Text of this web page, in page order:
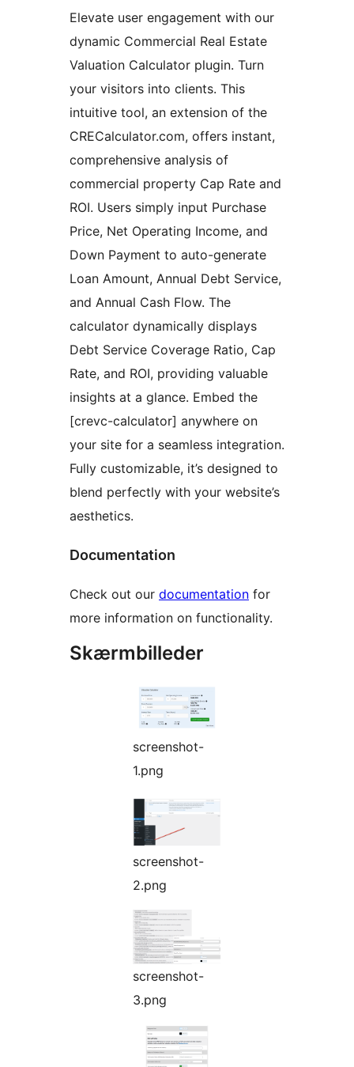
Elevate user engagement with our
dynamic Commercial Real Estate
Valuation Calculator plugin. Turn
your visitors into clients. This
intuitive tool, an extension of the
CRECalculator.com, offers instant,
comprehensive analysis of
commercial property Cap Rate and
ROI. Users simply input Purchase
Price, Net Operating Income, and
Down Payment to auto-generate
Loan Amount, Annual Debt Service,
and Annual Cash Flow. The
calculator dynamically displays
Debt Service Coverage Ratio, Cap
Rate, and ROI, providing valuable
insights at a glance. Embed the
[crevc-calculator] anywhere on
your site for a seamless integration.
Fully customizable, it’s designed to
blend perfectly with your website’s
aesthetics.
Documentation
Check out our documentation for
more information on functionality.
Skærmbilleder
screenshot-
1.png
screenshot-
2.png
screenshot-
3.png